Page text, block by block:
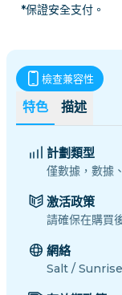
*保證安全支付。
特色 描述
檢查兼容性
計劃類型
僅數據，數據
激活政策
請確保在購買
網絡
Salt / Sunrise